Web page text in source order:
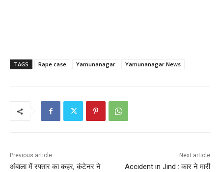
TAGS Rape case Yamunanagar Yamunanagar News
Previous article
अंबाला में रफ्तार का कहर, कंटेनर ने
Next article
Accident in Jind : कार ने मारी